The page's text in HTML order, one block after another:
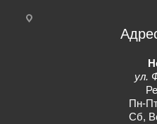
ул.
Пн-
Сб,